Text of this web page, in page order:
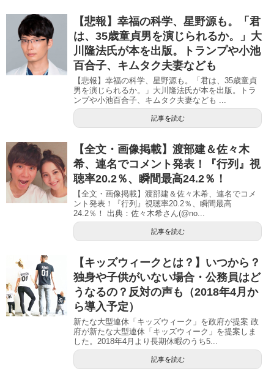
【悲報】幸福の科学、星野源も。「君
は、35歳童貞男を演じられるか。」大
川隆法氏が本を出版。トランプや小池
百合子、キムタク夫妻なども
【悲報】幸福の科学、星野源も。「君は、35歳童貞
男を演じられるか。」大川隆法氏が本を出版。トラ
ンプや小池百合子、キムタク夫妻なども ...
記事を読む
【全文・画像掲載】渡部建＆佐々木
希、連名でコメント発表！『行列』視
聴率20.2％、瞬間最高24.2％！
【全文・画像掲載】渡部建＆佐々木希、連名でコメ
ント発表！『行列』視聴率20.2％、瞬間最高
24.2％！ 出典：佐々木希さん(@no...
記事を読む
【キッズウィークとは？】いつから？
独身や子供がいない場合・公務員はど
うなるの？反対の声も（2018年4月か
ら導入予定）
新たな大型連休「キッズウィーク」を政府が提案 政
府が新たな大型連休「キッズウィーク」を提案しま
した。2018年4月より長期休暇のうち5...
記事を読む